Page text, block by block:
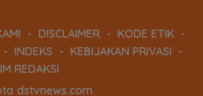
DISCLAIMER
KODE ETIK
INDEKS
KEBIJAKAN PRIVASI
REDAKSI
dstvnews.com